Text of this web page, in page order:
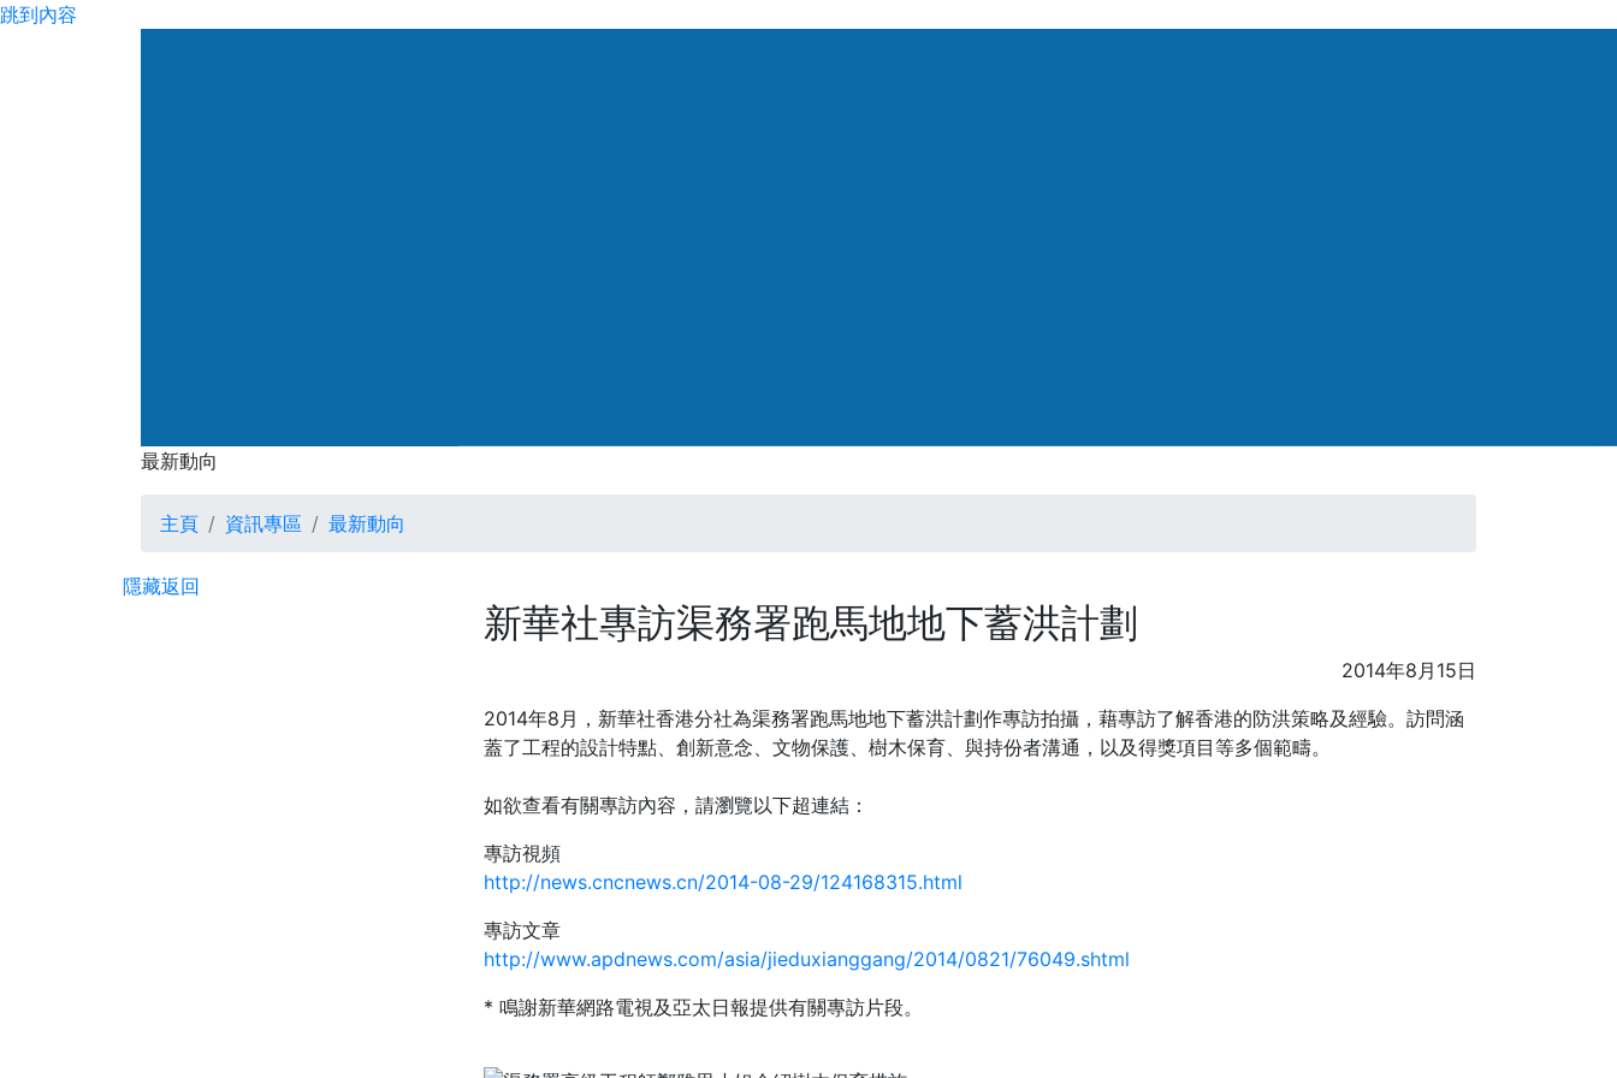
跳到內容
最新動向
最新動向
主頁 資訊專區 最新動向
隱藏返回
新華社專訪渠務署跑馬地地下蓄洪計劃
2014年8月15日
2014年8月，新華社香港分社為渠務署跑馬地地下蓄洪計劃作專訪拍攝，藉專訪了解香港的防洪策略及經驗。訪問涵
蓋了工程的設計特點、創新意念、文物保護、樹木保育、與持份者溝通，以及得獎項目等多個範疇。
如欲查看有關專訪內容，請瀏覽以下超連結：
專訪視頻
http://news.cncnews.cn/2014-08-29/124168315.html
專訪文章
http://www.apdnews.com/asia/jieduxianggang/2014/0821/76049.shtml
* 鳴謝新華網路電視及亞太日報提供有關專訪片段。